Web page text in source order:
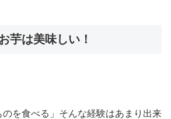
芋は美味しい！
のを食べる」そんな経験はあまり出来